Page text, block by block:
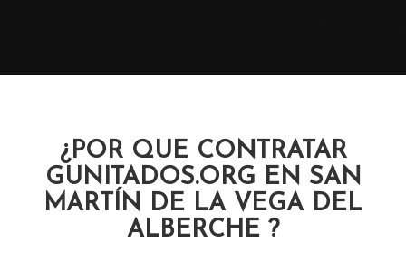
¿POR QUE CONTRATAR
GUNITADOS.ORG EN SAN
MARTÍN DE LA VEGA DEL
ALBERCHE ?